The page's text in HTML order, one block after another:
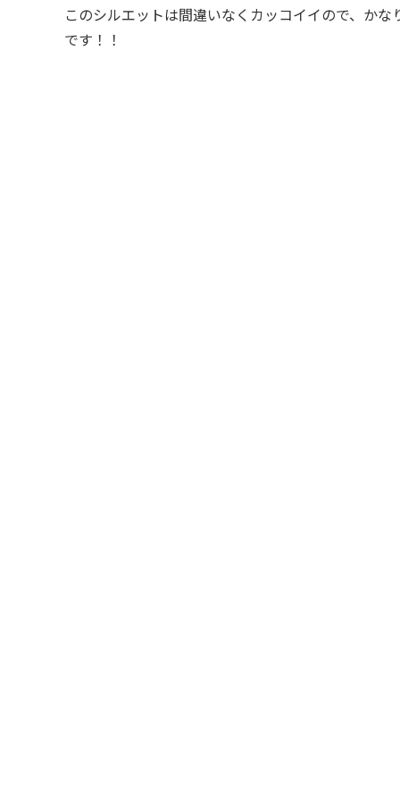
このシルエットは間違いなくカッコイイので、か
です！！